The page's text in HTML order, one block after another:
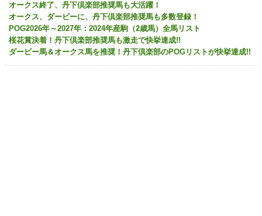
オークス終了、丹下倶楽部推奨馬も大活躍！
オークス、ダービーに、丹下倶楽部推奨馬も多数登録！
POG2026年～2027年：2024年産駒（2歳馬）全馬リスト
桜花賞決着！丹下倶楽部推奨馬も激走で快挙達成!!
ダービー馬＆オークス馬を推奨！丹下倶楽部のPOGリストが快挙達成!!